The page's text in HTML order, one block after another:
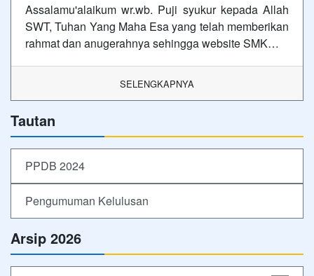
Assalamu'alaikum wr.wb. Puji syukur kepada Allah
SWT, Tuhan Yang Maha Esa yang telah memberikan
rahmat dan anugerahnya sehingga website SMK…
SELENGKAPNYA
Tautan
PPDB 2024
Pengumuman Kelulusan
Arsip 2026